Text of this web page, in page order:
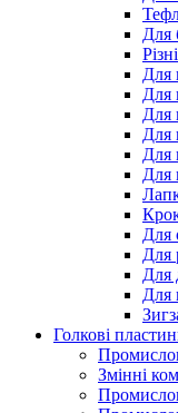
Для
Для
Для
Для
Для
Для
Для
Для
Для
Для
Для
Голкові
Змінні